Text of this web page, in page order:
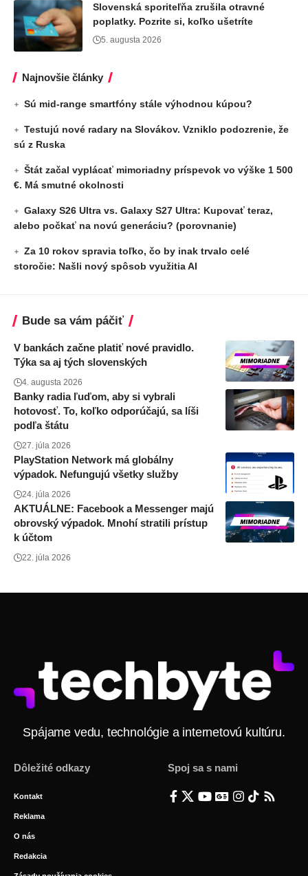
Slovenská sporiteľňa zrušila otravné
poplatky. Pozrite si, koľko ušetríte
5. augusta 2026
Najnovšie články
Sú mid-range smartfóny stále výhodnou kúpou?
Testujú nové radary na Slovákov. Vzniklo podozrenie, že
sú z Ruska
Štát začal vyplácať mimoriadny príspevok vo výške 1 500
€. Má smutné okolnosti
Galaxy S26 Ultra vs. Galaxy S27 Ultra: Kupovať teraz,
alebo počkať na novú generáciu? (porovnanie)
Za 10 rokov spravia toľko, čo by inak trvalo celé
storočie: Našli nový spôsob využitia AI
Bude sa vám páčiť
V bankách začne platiť nové pravidlo.
Týka sa aj tých slovenských
4. augusta 2026
Banky radia ľuďom, aby si vybrali
hotovosť. To, koľko odporúčajú, sa líši
podľa štátu
27. júla 2026
PlayStation Network má globálny
výpadok. Nefungujú všetky služby
24. júla 2026
AKTUÁLNE: Facebook a Messenger majú
obrovský výpadok. Mnohí stratili prístup
k účtom
22. júla 2026
Spájame vedu, technológie a internetovú kultúru.
Dôležité odkazy
Kontakt
Reklama
O nás
Redakcia
Spoj sa s nami